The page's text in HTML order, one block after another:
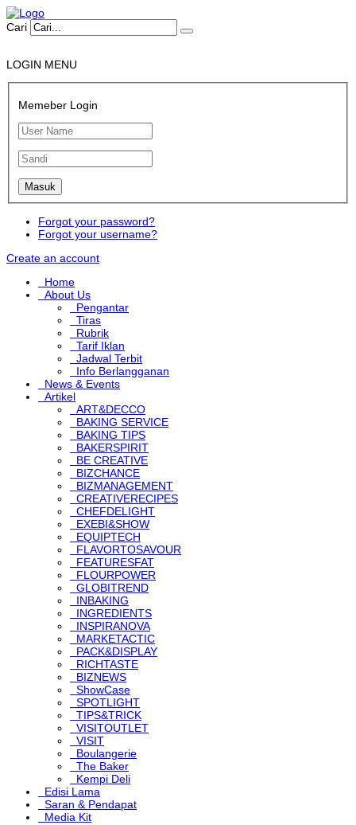
Cari
LOGIN MENU
Memeber Login
Forgot your password?
Forgot your username?
Create an account
Home
About Us
Pengantar
Tiras
Rubrik
Tarif Iklan
Jadwal Terbit
Info Berlangganan
News & Events
Artikel
ART&DECCO
BAKING SERVICE
BAKING TIPS
BAKERSPIRIT
BE CREATIVE
BIZCHANCE
BIZMANAGEMENT
CREATIVERECIPES
CHEFDELIGHT
EXEBI&SHOW
EQUIPTECH
FLAVORTOSAVOUR
FEATURESFAT
FLOURPOWER
GLOBITREND
INBAKING
INGREDIENTS
INSPIRANOVA
MARKETACTIC
PACK&DISPLAY
RICHTASTE
BIZNEWS
ShowCase
SPOTLIGHT
TIPS&TRICK
VISITOUTLET
VISIT
Boulangerie
The Baker
Kempi Deli
Edisi Lama
Saran & Pendapat
Media Kit